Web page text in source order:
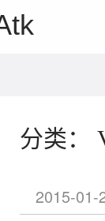
分类：
2015-01-